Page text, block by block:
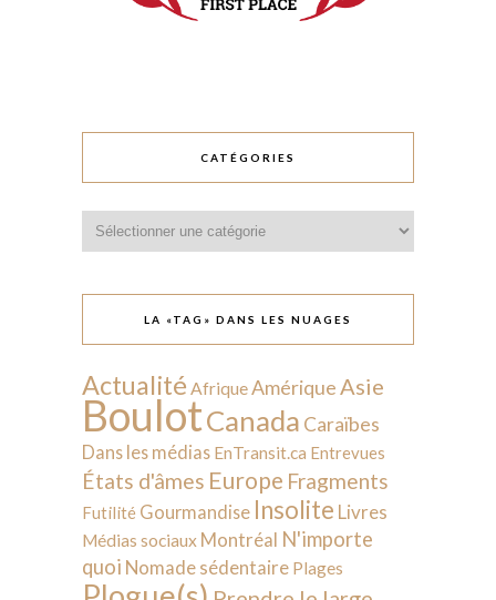
CATÉGORIES
LA «TAG» DANS LES NUAGES
Actualité AfriqueAmérique Asie
BoulotCanada Caraïbes
Dans les médias EnTransit.ca Entrevues
États d'âmes Europe Fragments
Futilité Gourmandise Insolite Livres
Médias sociaux Montréal N'importe
quoi Nomade sédentaire Plages